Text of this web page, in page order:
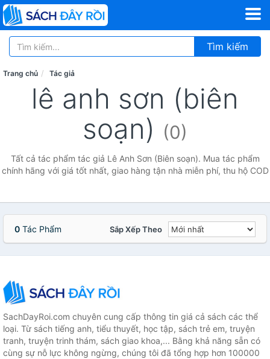
Tìm kiếm
Trang chủ Tác giả
lê anh sơn (biên
soạn) (0)
Tất cả tác phẩm tác giả Lê Anh Sơn (Biên soạn). Mua tác phẩm
chính hãng với giá tốt nhất, giao hàng tận nhà miễn phí, thu hộ COD
0 Tác Phẩm Sắp Xếp Theo
SachDayRoi.com chuyên cung cấp thông tin giá cả sách các thể
loại. Từ sách tiếng anh, tiểu thuyết, học tập, sách trẻ em, truyện
tranh, truyện trinh thám, sách giao khoa,... Bằng khả năng sẵn có
cùng sự nỗ lực không ngừng, chúng tôi đã tổng hợp hơn 100000